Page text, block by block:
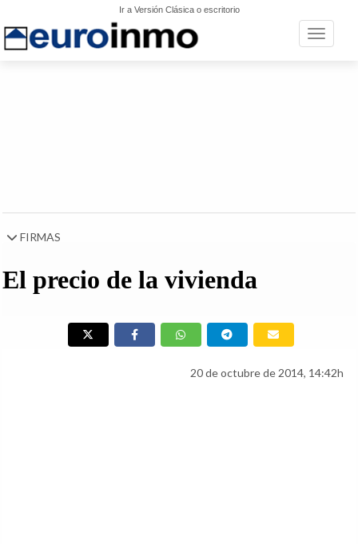
Ir a Versión Clásica o escritorio
Toggle
FIRMAS
El precio de la vivienda
20 de octubre de 2014, 14:42h